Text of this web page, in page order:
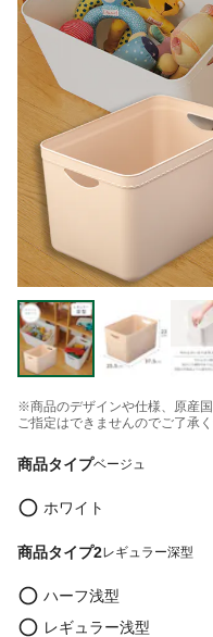
※商品のデザインや仕様、原産
ご指定はできませんのでご了承く
商品タイプベージュ
ホワイト
商品タイプ2レギュラー深型
ハーフ浅型
レギュラー浅型